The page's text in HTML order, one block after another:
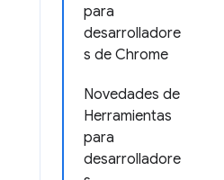
para
desarrolladore
s de Chrome
Novedades de
Herramientas
para
desarrolladore